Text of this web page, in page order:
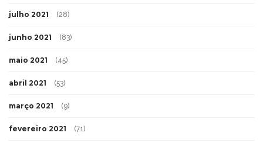
julho 2021 (28)
junho 2021 (83)
maio 2021 (45)
abril 2021 (53)
março 2021 (9)
fevereiro 2021 (71)